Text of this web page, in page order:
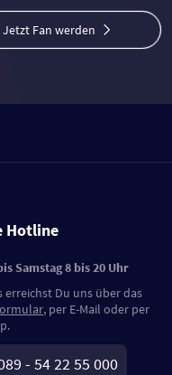
Jetzt Fan werden
Hotline
Samstag 8 bis 20 Uhr
erreichst Du uns über das
, per E-Mail oder per
- 54 22 55 000